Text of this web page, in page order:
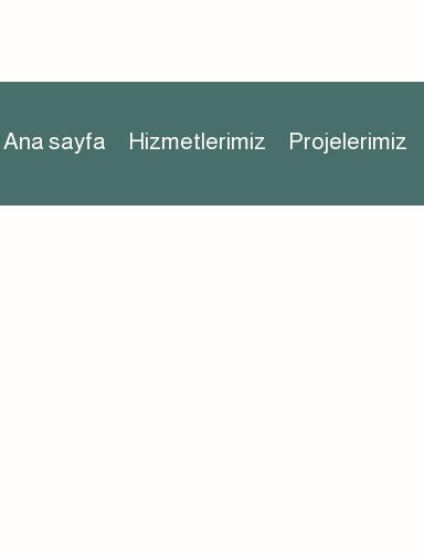
Ana sayfa Hizmetlerimiz Projelerimiz